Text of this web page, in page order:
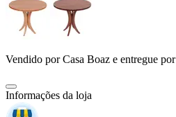
Vendido porCasa Boaz e entregue por
Informações da loja